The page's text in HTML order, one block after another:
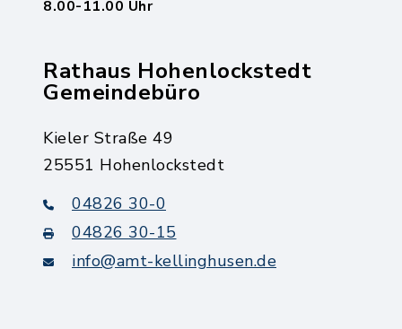
8.00-11.00 Uhr
Rathaus Hohenlockstedt
Gemeindebüro
Kieler Straße 49
25551 Hohenlockstedt
04826 30-0
04826 30-15
info@amt-kellinghusen.de